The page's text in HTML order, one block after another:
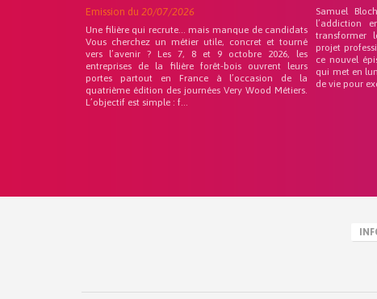
Emission du 20/07/2026
Une filière qui recrute… mais manque de candidats
Vous cherchez un métier utile, concret et tourné
vers l’avenir ? Les 7, 8 et 9 octobre 2026, les
entreprises de la filière forêt-bois ouvrent leurs
portes partout en France à l’occasion de la
quatrième édition des journées Very Wood Métiers.
L’objectif est simple : f...
Samuel
l’addiction
transformer
projet
ce nouvel
qui met en
de vie pour